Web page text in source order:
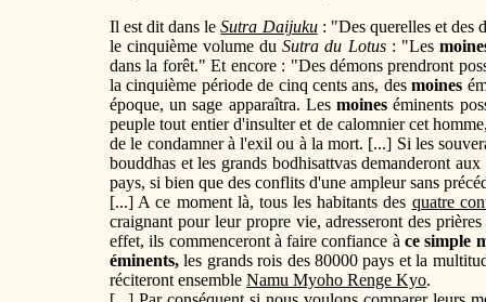
Il est dit dans leSutra Daijuku: "Des querelles et des
le cinquième volume duSutra du Lotus: "Les
dans la forêt." Et encore : "Des démons prendront
la cinquième période de cinq cents ans, desmoines
époque, un sage apparaîtra. Lesmoines éminents
peuple tout entier d'insulter et de calomnier cet
de le condamner à l'exil ou à la mort. [...] Si les
bouddhas et les grands bodhisattvas demanderont
pays, si bien que des conflits d'une ampleur sans
[...] A ce moment là, tous les habitants des quatre
craignant pour leur propre vie, adresseront des
effet, ils commenceront à faire confiance à ce simple
éminents,les grands rois des 80000 pays et la
réciteront ensemble Namu Myoho Renge Kyo.